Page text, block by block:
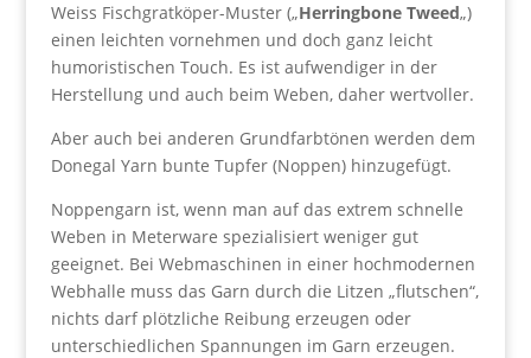
Weiss Fischgratköper-Muster („Herringbone Tweed„)
einen leichten vornehmen und doch ganz leicht
humoristischen Touch. Es ist aufwendiger in der
Herstellung und auch beim Weben, daher wertvoller.
Aber auch bei anderen Grundfarbtönen werden dem
Donegal Yarn bunte Tupfer (Noppen) hinzugefügt.
Noppengarn ist, wenn man auf das extrem schnelle
Weben in Meterware spezialisiert weniger gut
geeignet. Bei Webmaschinen in einer hochmodernen
Webhalle muss das Garn durch die Litzen „flutschen“,
nichts darf plötzliche Reibung erzeugen oder
unterschiedlichen Spannungen im Garn erzeugen.